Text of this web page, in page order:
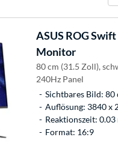
ASUS ROG
Monitor
80 cm (31.5 Zoll),
240Hz Panel
Sichtbares Bild: 80
Auflösung: 3840 x
Reaktionszeit: 0.03
Format: 16:9